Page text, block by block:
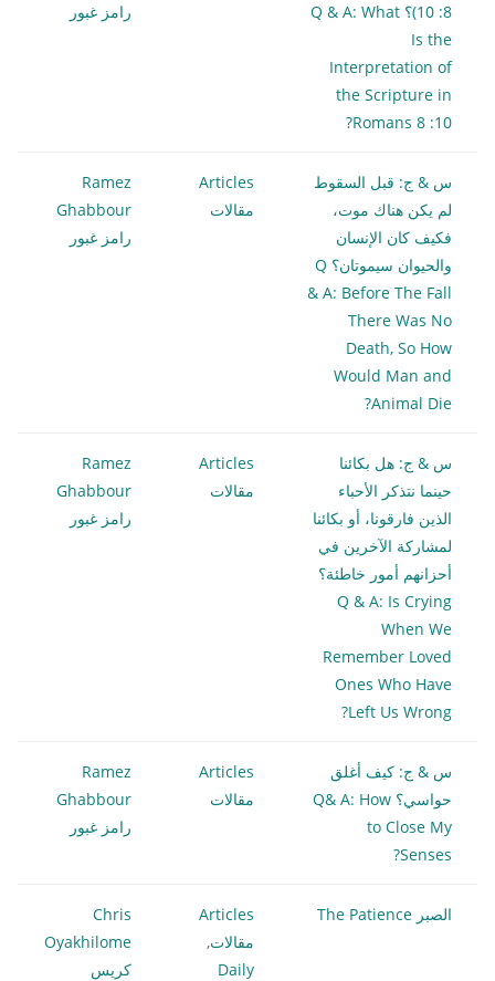
8: 10)؟ Q & A: What
Is the
Interpretation of
the Scripture in
Romans 8 :10?
رامز غبور
س & ج: قبل السقوط
لم يكن هناك موت،
فكيف كان الإنسان
والحيوان سيموتان؟ Q
& A: Before The Fall
There Was No
Death, So How
Would Man and
Animal Die?
Articles
مقالات
Ramez
Ghabbour
رامز غبور
س & ج: هل بكائنا
حينما نتذكر الأحباء
الذين فارقونا، أو بكائنا
لمشاركة الآخرين في
أحزانهم أمور خاطئة؟
Q & A: Is Crying
When We
Remember Loved
Ones Who Have
Left Us Wrong?
Articles
مقالات
Ramez
Ghabbour
رامز غبور
س & ج: كيف أغلق
حواسي؟ Q& A: How
to Close My
Senses?
Articles
مقالات
Ramez
Ghabbour
رامز غبور
الصبر The Patience
Articles
مقالات,
Daily
Chris
Oyakhilome
كريس